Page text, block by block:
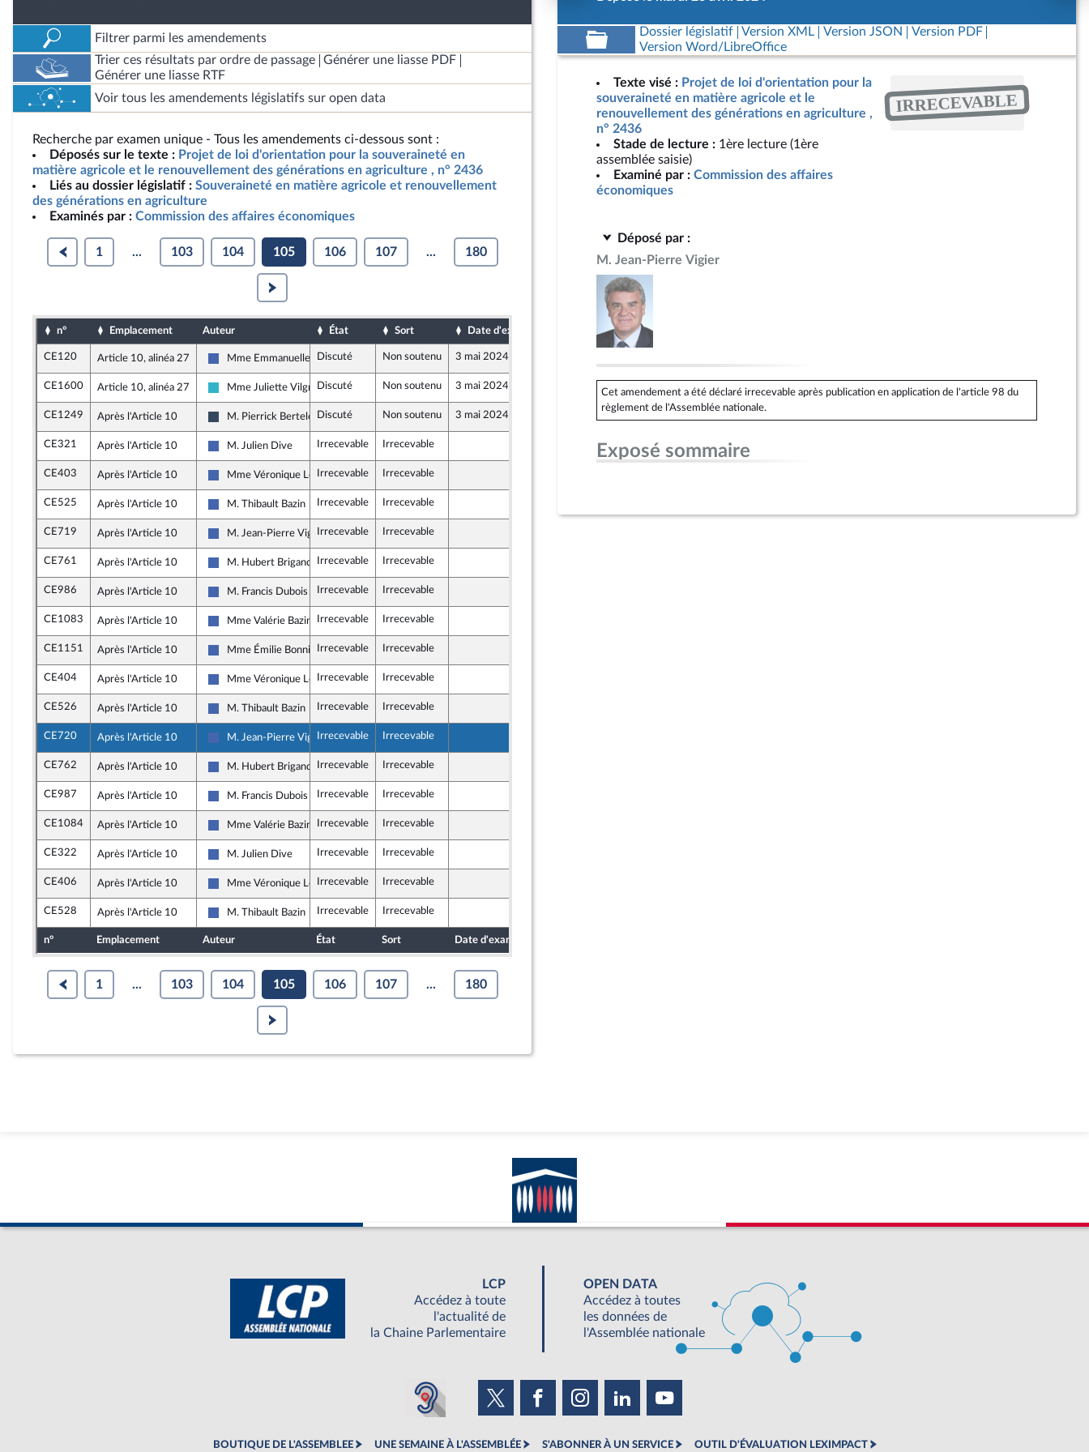
Filtrer parmi les amendements
Trier ces résultats par ordre de passage
Générer une liasse PDF
Générer une liasse RTF
Voir tous les amendements législatifs sur open data
Recherche par examen unique - Tous les amendements ci-dessous sont :
Déposés sur le texte : Projet de loi d'orientation pour la souveraineté en
matière agricole et le renouvellement des générations en agriculture , n° 2436
Liés au dossier législatif : Souveraineté en matière agricole et renouvellement
des générations en agriculture
Examinés par : Commission des affaires économiques
1 ... 103 104 105 106 107 ... 180
n° Emplacement Auteur État Sort Date d'examen Date de dépôt
CE120 Article 10, alinéa 27
Les Républicains
Mme Emmanuelle Anthoine
Discuté Non soutenu 3 mai 2024
CE1600 Article 10, alinéa 27
Horizons et apparentés
Mme Juliette VilgrainDiscuté Non soutenu 3 mai 2024 25 avril 2024
CE1249 Après l'Article 10
Rassemblement National
M. Pierrick BertelootDiscuté Non soutenu 3 mai 2024 24 avril 2024
CE321 Après l'Article 10
Les Républicains
M. Julien Dive Irrecevable Irrecevable 18 avril 2024
CE403 Après l'Article 10
Les Républicains
Mme Véronique Louwagie
Irrecevable Irrecevable
CE525 Après l'Article 10
Les Républicains
M. Thibault Bazin Irrecevable Irrecevable
CE719 Après l'Article 10
Les Républicains
M. Jean-Pierre VigierIrrecevable Irrecevable
CE761 Après l'Article 10
Les Républicains
M. Hubert Brigand Irrecevable Irrecevable
CE986 Après l'Article 10
Les Républicains
M. Francis Dubois Irrecevable Irrecevable
CE1083 Après l'Article 10
Les Républicains
Mme Valérie Bazin-Malgras
Irrecevable Irrecevable
CE1151 Après l'Article 10
Les Républicains
Mme Émilie BonnivardIrrecevable Irrecevable
CE404 Après l'Article 10
Les Républicains
Mme Véronique Louwagie
Irrecevable Irrecevable
CE526 Après l'Article 10
Les Républicains
M. Thibault Bazin Irrecevable Irrecevable
CE720 Après l'Article 10
Les Républicains
M. Jean-Pierre VigierIrrecevable Irrecevable
CE762 Après l'Article 10
Les Républicains
M. Hubert Brigand Irrecevable Irrecevable
CE987 Après l'Article 10
Les Républicains
M. Francis Dubois Irrecevable Irrecevable
CE1084 Après l'Article 10
Les Républicains
Mme Valérie Bazin-Malgras
Irrecevable Irrecevable
CE322 Après l'Article 10
Les Républicains
M. Julien Dive Irrecevable Irrecevable
CE406 Après l'Article 10
Les Républicains
Mme Véronique Louwagie
Irrecevable Irrecevable
CE528 Après l'Article 10
Les Républicains
M. Thibault Bazin Irrecevable Irrecevable
n° Emplacement Auteur État Sort Date d'examen
1 ... 103 104 105 106 107 ... 180
Dossier législatif Version XML Version JSON
Version PDF
Version Word/LibreOffice
Texte visé : Projet de loi d'orientation pour la
souveraineté en matière agricole et le
renouvellement des générations en agriculture ,
n° 2436
Stade de lecture : 1ère lecture (1ère
assemblée saisie)
Examiné par : Commission des affaires
économiques
IRRECEVABLE
Déposé par :
M. Jean-Pierre Vigier
Cet amendement a été déclaré irrecevable après publication en application de l'article 98 du
règlement de l'Assemblée nationale.
Exposé sommaire
LCP
Accédez à toute
l'actualité de
la Chaine Parlementaire
OPEN DATA
Accédez à toutes
les données de
l'Assemblée nationale
BOUTIQUE DE L'ASSEMBLEE UNE SEMAINE À L'ASSEMBLÉE S'ABONNER À UN SERVICE OUTIL D'ÉVALUATION LEXIMPACT